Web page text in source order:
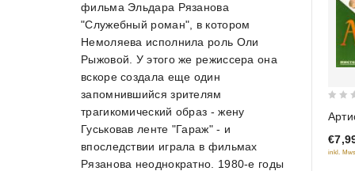
out
of
5
inkl.
фильма Эльдара Рязанова
"Служебный роман", в котором
Немоляева исполнила роль Оли
Рыжовой. У этого же режиссера она
вскоре создала еще один
запомнившийся зрителям
трагикомический образ - жену
Гуськовав ленте "Гараж" - и
впоследствии играла в фильмах
Рязанова неоднократно. 1980-е годы